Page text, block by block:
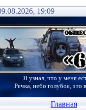
19:09
Я узнал, что у меня
Речка, небо голубое,
Главная